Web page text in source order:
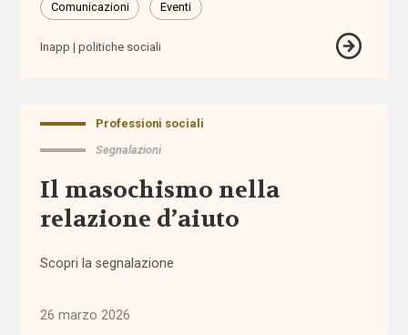
ragionevoli
accreditamento
Acri
ADI
Comunicazioni Eventi
Inapp politiche sociali
Professioni sociali
Segnalazioni
Il masochismo nella
relazione d’aiuto
Scopri la segnalazione
26 marzo 2026